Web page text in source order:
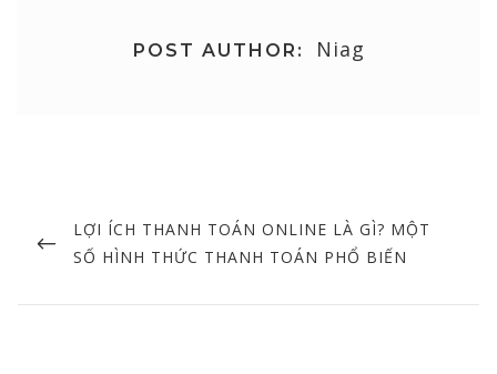
POST AUTHOR: Niag
navigation
PREVIOUS
POST
LỢI ÍCH THANH TOÁN ONLINE LÀ GÌ? MỘT
SỐ HÌNH THỨC THANH TOÁN PHỔ BIẾN